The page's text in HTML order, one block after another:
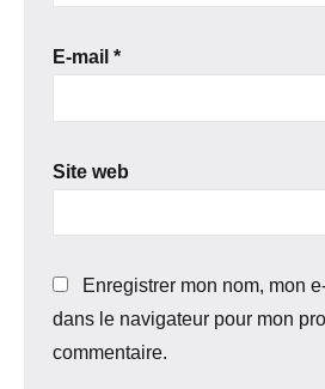
E-mail *
Site web
Enregistrer mon nom, mon
dans le navigateur pour mon
commentaire.